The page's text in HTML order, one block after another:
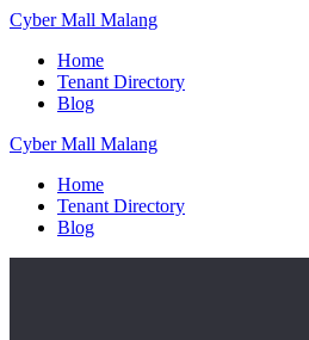
Skip
content
CyberMall Malang
Home
Tenant Directory
Blog
CyberMall Malang
Home
Tenant Directory
Blog